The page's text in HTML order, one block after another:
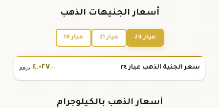
أسعار الجنيهات الذهب
عيار 24 عيار 21 عيار 18
سعر الجنية الذهب عيار ٢٤ ٤,٠٢٧.٠٠ درهم
أسعار الذهب بالكيلوجرام